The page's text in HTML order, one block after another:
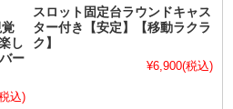
し
ー
込)
スロット固定台ラウンドキャス
ター付き【安定】【移動ラクラ
ク】
¥6,900(税込)